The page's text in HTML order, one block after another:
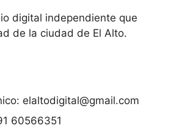
digital independiente que
de la ciudad de El Alto.
elaltodigital@gmail.com
60566351